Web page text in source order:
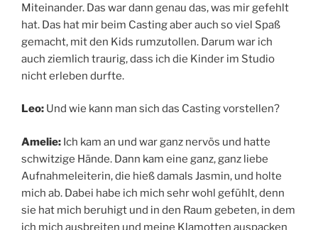
Miteinander. Das war dann genau das, was mir gefehlt
hat. Das hat mir beim Casting aber auch so viel Spaß
gemacht, mit den Kids rumzutollen. Darum war ich
auch ziemlich traurig, dass ich die Kinder im Studio
nicht erleben durfte.
Leo: Und wie kann man sich das Casting vorstellen?
Amelie: Ich kam an und war ganz nervös und hatte
schwitzige Hände. Dann kam eine ganz, ganz liebe
Aufnahmeleiterin, die hieß damals Jasmin, und holte
mich ab. Dabei habe ich mich sehr wohl gefühlt, denn
sie hat mich beruhigt und in den Raum gebeten, in dem
ich mich ausbreiten und meine Klamotten auspacken